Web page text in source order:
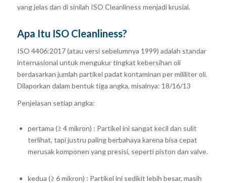
yang jelas dan di sinilah ISO Cleanliness menjadi krusial.
Apa Itu ISO Cleanliness?
ISO 4406:2017 (atau versi sebelumnya 1999) adalah standar
internasional untuk mengukurtingkat kebersihan oli
berdasarkan jumlah partikel padat kontaminan per mililiter oli.
Dilaporkan dalam bentuk tiga angka, misalnya: 18/16/13
Penjelasan setiap angka:
pertama (≥ 4 mikron) : Partikel ini sangat kecil dan sulit
terlihat, tapi justru paling berbahaya karena bisa cepat
merusak komponen yang presisi, seperti piston dan valve.
kedua (≥ 6 mikron) : Partikel ini sedikit lebih besar, masih